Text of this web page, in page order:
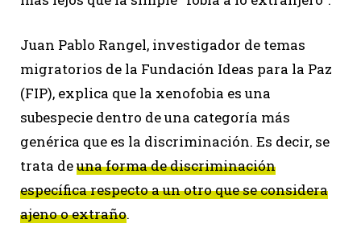
Juan Pablo Rangel, investigador de temas
migratorios de la Fundación Ideas para la Paz
(FIP), explica que la xenofobia es una
subespecie dentro de una categoría más
genérica que es la discriminación. Es decir, se
trata deuna forma de discriminación
específica respecto a un otro que se considera
ajeno o extraño.